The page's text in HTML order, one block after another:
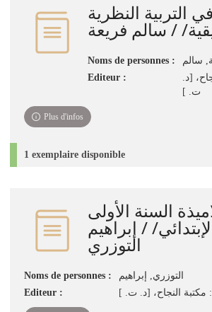
التربية النظرية
/ سالم فريعة
Noms de personnes :
سالم
Editeur :
[د.
ت. ]
Plus d'infos
1 exemplaire disponible
السنة الأولى
/ إبراهيم
التوزري
Noms de personnes :
التوزري, إبراهيم
Editeur :
النجاح، [د. ت. ]